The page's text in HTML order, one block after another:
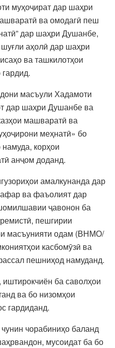
муҳоҷират дар шаҳри
ва омодагӣ пеш
дар шаҳри Душанбе,
аҳолӣ дар шаҳри
ва ташкилотҳои
масъули Хадамоти
дар шаҳри Душанбе ва
машваратӣ ва
меҳнатӣ» бо
корҳои
анҷом доданд.
амалкунанда дар
ва фаъолият дар
ҷавонон ба
пешгирии
масъунияти одам (ВНМО/
касбомӯзӣ ва
пешниҳод намуданд.
ба саволҳои
ва бо низомҳои
гардиданд.
чорабиниҳо баланд
мусоидат ба бо